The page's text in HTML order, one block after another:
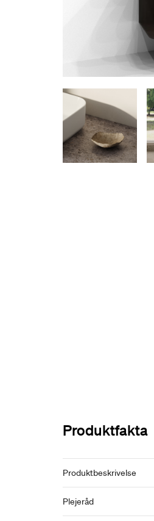
Produktfakta
Produktbeskrivelse
Plejeråd